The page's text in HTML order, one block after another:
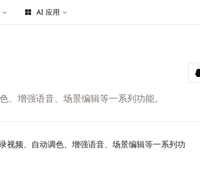
AI 应用
增强语音、场景编辑等一系列功能。
视频、自动调色、增强语音、场景编辑等一系列功